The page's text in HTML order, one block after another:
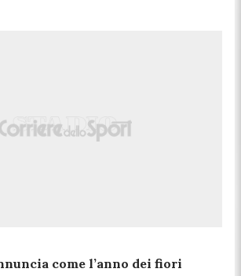
come l’anno dei fiori